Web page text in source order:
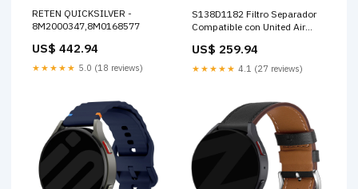
RETEN QUICKSILVER -
8M2000347,8M0168577
US$ 442.94
★★★★★ 5.0 (18 reviews)
S138D1182 Filtro Separador
Compatible con United Air
US$ 259.94
★★★★★ 4.1 (27 reviews)